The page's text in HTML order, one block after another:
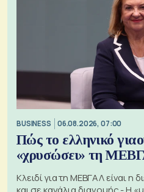
BUSINESS 06.08.2026, 07:00
Πώς το ελληνικό
«χρυσώσει» τη
Κλειδί για τη ΜΕΒΓΑΛ είναι η